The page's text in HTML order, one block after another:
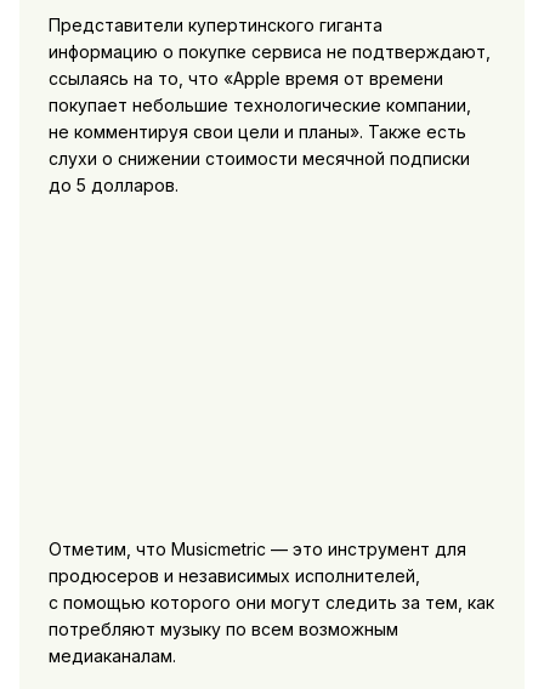
Представители купертинского гиганта
информацию о покупке сервиса не подтверждают,
ссылаясь на то, что «Apple время от времени
покупает небольшие технологические компании,
не комментируя свои цели и планы». Также есть
слухи о снижении стоимости месячной подписки
до 5 долларов.
Отметим, что Musicmetric — это инструмент для
продюсеров и независимых исполнителей,
с помощью которого они могут следить за тем, как
потребляют музыку по всем возможным
медиаканалам.